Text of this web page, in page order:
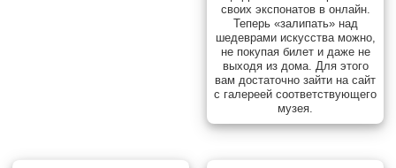
своих экспонатов в онлайн.
Теперь «залипать» над
шедеврами искусства можно,
не покупая билет и даже не
выходя из дома. Для этого
вам достаточно зайти на сайт
с галереей соответствующего
музея.